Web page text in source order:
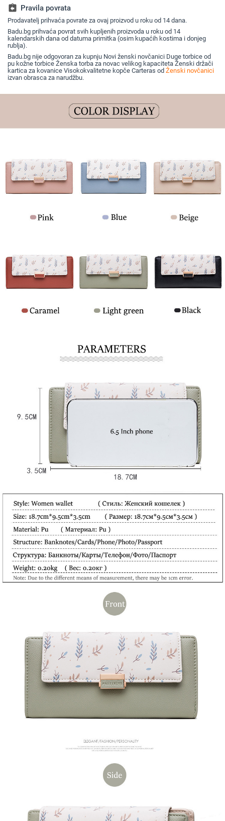
primjena, jesen 2024
assignment_return Pravila povrata
Prodavatelj prihvaća povrate za ovaj proizvod u roku od 14 dana.
Badu.bg prihvaća povrat svih kupljenih proizvoda u roku od 14
kalendarskih dana od datuma primitka (osim kupaćih kostima i donjeg
rublja).
Badu.bg nije odgovoran za kupnju Novi ženski novčanici Duge torbice od
pu kožne torbice Ženska torba za novac velikog kapaciteta Ženski držači
kartica za kovanice Visokokvalitetne kopče Carteras od Ženski novčanici
izvan obrasca za narudžbu.